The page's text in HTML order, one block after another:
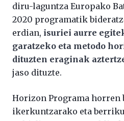
diru-laguntza Europako
2020 programatik
erdian, isuriei aurre
garatzeko eta metodo
dituzten eraginak
jaso dituzte.
Horizon Programa horren
ikerkuntzarako eta